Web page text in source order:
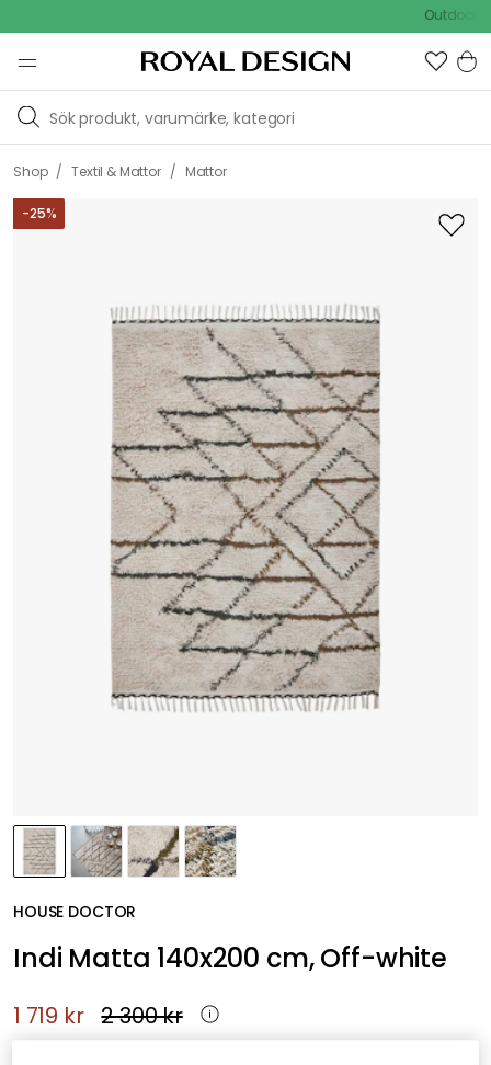
Outdoor
Shop / Textil & Mattor / Mattor
-25%
HOUSE DOCTOR
Indi Matta 140x200 cm, Off-white
1 719 kr 2 300 kr